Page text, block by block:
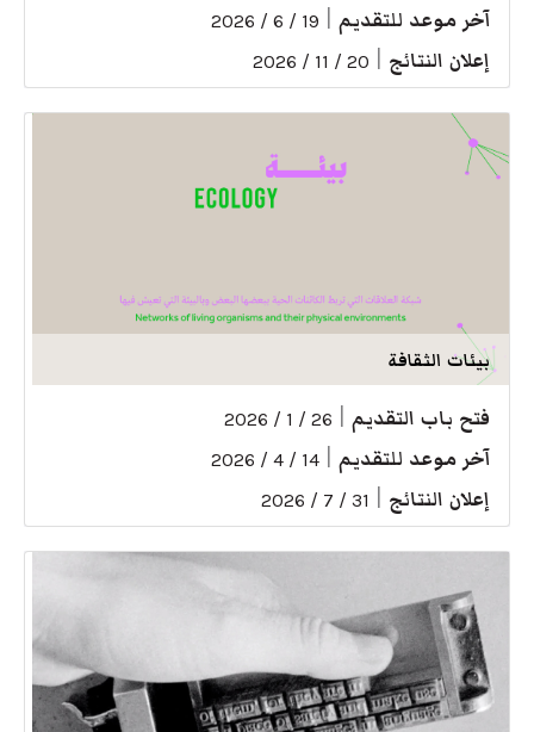
آخر موعد للتقديم 19 / 6 / 2026
إعلان النتائج 20 / 11 / 2026
بيئات الثقافة
فتح باب التقديم 26 / 1 / 2026
آخر موعد للتقديم 14 / 4 / 2026
إعلان النتائج 31 / 7 / 2026